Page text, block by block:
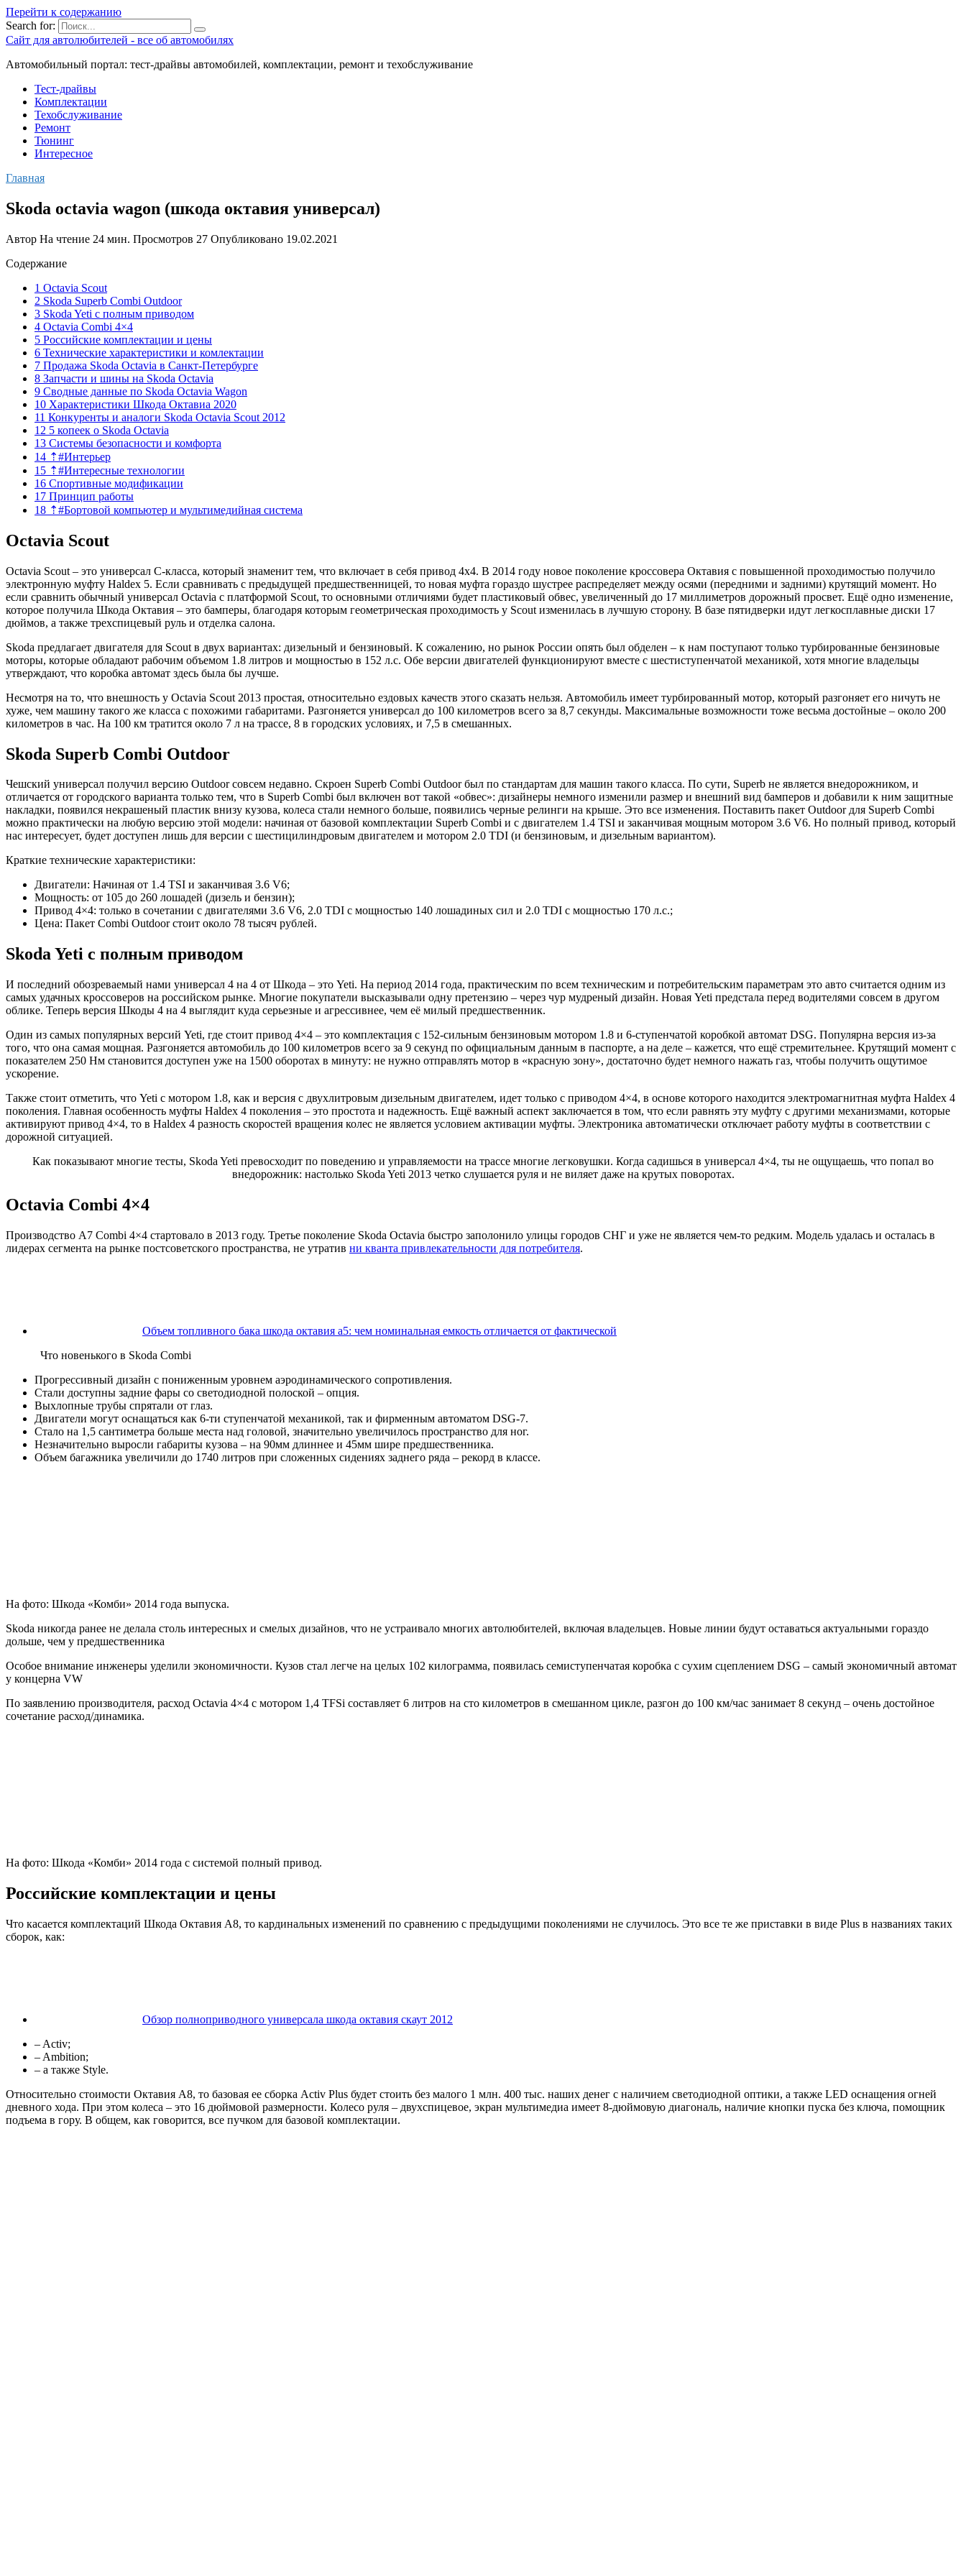
Перейти к содержанию
Search for:
Сайт для автолюбителей - все об автомобилях
Автомобильный портал: тест-драйвы автомобилей, комплектации, ремонт и техобслуживание
Тест-драйвы
Комплектации
Техобслуживание
Ремонт
Тюнинг
Интересное
Главная
Skoda octavia wagon (шкода октавия универсал)
Автор На чтение 24 мин. Просмотров 27 Опубликовано 19.02.2021
Содержание
1 Octavia Scout
2 Skoda Superb Combi Outdoor
3 Skoda Yeti с полным приводом
4 Octavia Combi 4×4
5 Российские комплектации и цены
6 Технические характеристики и комлектации
7 Продажа Skoda Octavia в Санкт-Петербурге
8 Запчасти и шины на Skoda Octavia
9 Сводные данные по Skoda Octavia Wagon
10 Характеристики Шкода Октавиа 2020
11 Конкуренты и аналоги Skoda Octavia Scout 2012
12 5 копеек о Skoda Octavia
13 Системы безопасности и комфорта
14 ⇡#Интерьер
15 ⇡#Интересные технологии
16 Спортивные модификации
17 Принцип работы
18 ⇡#Бортовой компьютер и мультимедийная система
Octavia Scout
Octavia Scout – это универсал С-класса, который знаменит тем, что включает в себя привод 4х4. В 2014 году новое поколение кроссовера Октавия с повышенной проходимостью получило
электронную муфту Haldex 5. Если сравнивать с предыдущей предшественницей, то новая муфта гораздо шустрее распределяет между осями (передними и задними) крутящий момент. Но
если сравнить обычный универсал Octavia с платформой Scout, то основными отличиями будет пластиковый обвес, увеличенный до 17 миллиметров дорожный просвет. Ещё одно изменение,
которое получила Шкода Октавия – это бамперы, благодаря которым геометрическая проходимость у Scout изменилась в лучшую сторону. В базе пятидверки идут легкосплавные диски 17
дюймов, а также трехспицевый руль и отделка салона.
Skoda предлагает двигателя для Scout в двух вариантах: дизельный и бензиновый. К сожалению, но рынок России опять был обделен – к нам поступают только турбированные бензиновые
моторы, которые обладают рабочим объемом 1.8 литров и мощностью в 152 л.с. Обе версии двигателей функционируют вместе с шестиступенчатой механикой, хотя многие владельцы
утверждают, что коробка автомат здесь была бы лучше.
Несмотря на то, что внешность у Octavia Scout 2013 простая, относительно ездовых качеств этого сказать нельзя. Автомобиль имеет турбированный мотор, который разгоняет его ничуть не
хуже, чем машину такого же класса с похожими габаритами. Разгоняется универсал до 100 километров всего за 8,7 секунды. Максимальные возможности тоже весьма достойные – около 200
километров в час. На 100 км тратится около 7 л на трассе, 8 в городских условиях, и 7,5 в смешанных.
Skoda Superb Combi Outdoor
Чешский универсал получил версию Outdoor совсем недавно. Скроен Superb Combi Outdoor был по стандартам для машин такого класса. По сути, Superb не является внедорожником, и
отличается от городского варианта только тем, что в Superb Combi был включен вот такой «обвес»: дизайнеры немного изменили размер и внешний вид бамперов и добавили к ним защитные
накладки, появился некрашеный пластик внизу кузова, колеса стали немного больше, появились черные релинги на крыше. Это все изменения. Поставить пакет Outdoor для Superb Combi
можно практически на любую версию этой модели: начиная от базовой комплектации Superb Combi и с двигателем 1.4 TSI и заканчивая мощным мотором 3.6 V6. Но полный привод, который
нас интересует, будет доступен лишь для версии с шестицилиндровым двигателем и мотором 2.0 TDI (и бензиновым, и дизельным вариантом).
Краткие технические характеристики:
Двигатели: Начиная от 1.4 TSI и заканчивая 3.6 V6;
Мощность: от 105 до 260 лошадей (дизель и бензин);
Привод 4×4: только в сочетании с двигателями 3.6 V6, 2.0 TDI с мощностью 140 лошадиных сил и 2.0 TDI с мощностью 170 л.с.;
Цена: Пакет Combi Outdoor стоит около 78 тысяч рублей.
Skoda Yeti с полным приводом
И последний обозреваемый нами универсал 4 на 4 от Шкода – это Yeti. На период 2014 года, практическим по всем техническим и потребительским параметрам это авто считается одним из
самых удачных кроссоверов на российском рынке. Многие покупатели высказывали одну претензию – через чур мудреный дизайн. Новая Yeti предстала перед водителями совсем в другом
облике. Теперь версия Шкоды 4 на 4 выглядит куда серьезные и агрессивнее, чем её милый предшественник.
Один из самых популярных версий Yeti, где стоит привод 4×4 – это комплектация с 152-сильным бензиновым мотором 1.8 и 6-ступенчатой коробкой автомат DSG. Популярна версия из-за
того, что она самая мощная. Разгоняется автомобиль до 100 километров всего за 9 секунд по официальным данным в паспорте, а на деле – кажется, что ещё стремительнее. Крутящий момент с
показателем 250 Нм становится доступен уже на 1500 оборотах в минуту: не нужно отправлять мотор в «красную зону», достаточно будет немного нажать газ, чтобы получить ощутимое
ускорение.
Также стоит отметить, что Yeti с мотором 1.8, как и версия с двухлитровым дизельным двигателем, идет только с приводом 4×4, в основе которого находится электромагнитная муфта Haldex 4
поколения. Главная особенность муфты Haldex 4 поколения – это простота и надежность. Ещё важный аспект заключается в том, что если равнять эту муфту с другими механизмами, которые
активируют привод 4×4, то в Haldex 4 разность скоростей вращения колес не является условием активации муфты. Электроника автоматически отключает работу муфты в соответствии с
дорожной ситуацией.
Как показывают многие тесты, Skoda Yeti превосходит по поведению и управляемости на трассе многие легковушки. Когда садишься в универсал 4×4, ты не ощущаешь, что попал во
внедорожник: настолько Skoda Yeti 2013 четко слушается руля и не виляет даже на крутых поворотах.
Octavia Combi 4×4
Производство A7 Combi 4×4 стартовало в 2013 году. Третье поколение Skoda Octavia быстро заполонило улицы городов СНГ и уже не является чем-то редким. Модель удалась и осталась в
лидерах сегмента на рынке постсоветского пространства, не утратив ни кванта привлекательности для потребителя.
Объем топливного бака шкода октавия а5: чем номинальная емкость отличается от фактической
Что новенького в Skoda Combi
Прогрессивный дизайн с пониженным уровнем аэродинамического сопротивления.
Стали доступны задние фары со светодиодной полоской – опция.
Выхлопные трубы спрятали от глаз.
Двигатели могут оснащаться как 6-ти ступенчатой механикой, так и фирменным автоматом DSG-7.
Стало на 1,5 сантиметра больше места над головой, значительно увеличилось пространство для ног.
Незначительно выросли габариты кузова – на 90мм длиннее и 45мм шире предшественника.
Объем багажника увеличили до 1740 литров при сложенных сидениях заднего ряда – рекорд в классе.
На фото: Шкода «Комби» 2014 года выпуска.
Skoda никогда ранее не делала столь интересных и смелых дизайнов, что не устраивало многих автолюбителей, включая владельцев. Новые линии будут оставаться актуальными гораздо
дольше, чем у предшественника
Особое внимание инженеры уделили экономичности. Кузов стал легче на целых 102 килограмма, появилась семиступенчатая коробка с сухим сцеплением DSG – самый экономичный автомат
у концерна VW
По заявлению производителя, расход Octavia 4×4 с мотором 1,4 TFSi составляет 6 литров на сто километров в смешанном цикле, разгон до 100 км/час занимает 8 секунд – очень достойное
сочетание расход/динамика.
На фото: Шкода «Комби» 2014 года с системой полный привод.
Российские комплектации и цены
Что касается комплектаций Шкода Октавия А8, то кардинальных изменений по сравнению с предыдущими поколениями не случилось. Это все те же приставки в виде Plus в названиях таких
сборок, как:
Обзор полноприводного универсала шкода октавия скаут 2012
– Activ;
– Ambition;
– а также Style.
Относительно стоимости Октавия А8, то базовая ее сборка Activ Plus будет стоить без малого 1 млн. 400 тыс. наших денег с наличием светодиодной оптики, а также LED оснащения огней
дневного хода. При этом колеса – это 16 дюймовой размерности. Колесо руля – двухспицевое, экран мультимедиа имеет 8-дюймовую диагональ, наличие кнопки пуска без ключа, помощник
подъема в гору. В общем, как говорится, все пучком для базовой комплектации.